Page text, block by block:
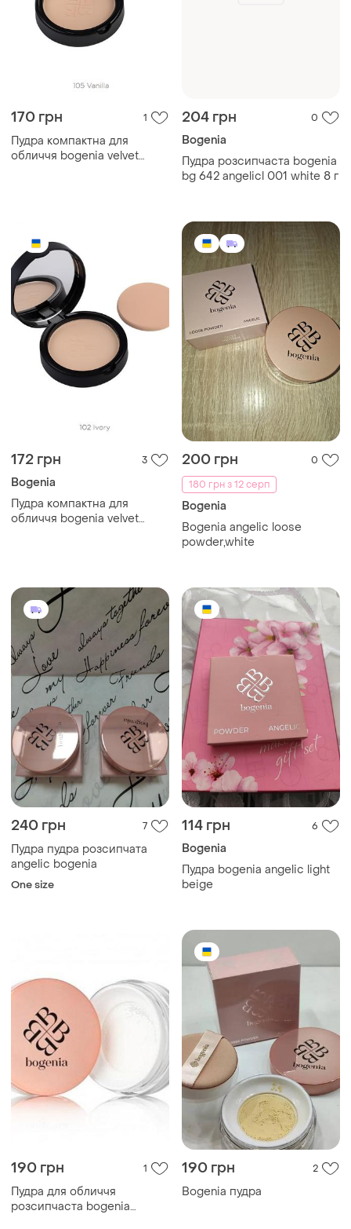
170 грн 1
Пудра компактна для
обличчя bogenia velvet
204 грн 0
Bogenia
Пудра розсипчаста bogenia
bg 642 angelicl 001 white 8 г
172 грн 3
Bogenia
Пудра компактна для
обличчя bogenia velvet
200 грн
0
180 грн з 12 серп
Bogenia
Bogenia angelic loose
powder,white
240 грн 7
Пудра пудра розсипчата
angelic bogenia
One size
114 грн 6
Bogenia
Пудра bogenia angelic light
beige
190 грн 1
Пудра для обличчя
розсипчаста bogenia
190 грн 2
Bogenia пудра